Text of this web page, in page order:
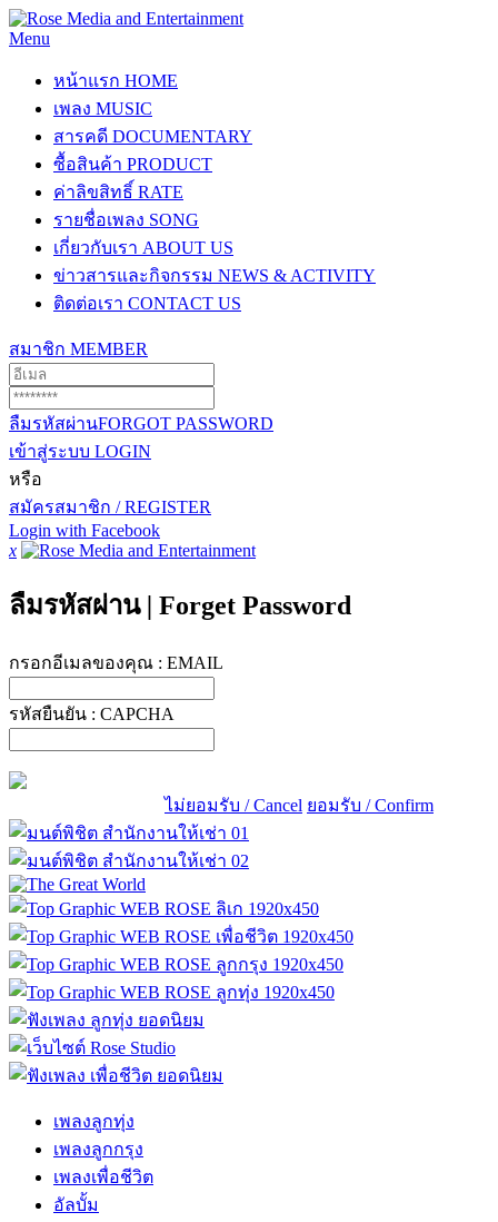
Menu
หน้าแรก HOME
เพลง MUSIC
สารคดี DOCUMENTARY
ซื้อสินค้า PRODUCT
ค่าลิขสิทธิ์ RATE
รายชื่อเพลง SONG
เกี่ยวกับเรา ABOUT US
ข่าวสารและกิจกรรม NEWS & ACTIVITY
ติดต่อเรา CONTACT US
สมาชิก MEMBER
ลืมรหัสผ่านFORGOT PASSWORD
เข้าสู่ระบบ LOGIN
หรือ
สมัครสมาชิก / REGISTER
Login with Facebook
x
ลืมรหัสผ่าน | Forget Password
กรอกอีเมลของคุณ : EMAIL
รหัสยืนยัน : CAPCHA
ไม่ยอมรับ / Cancel ยอมรับ / Confirm
เพลงลูกทุ่ง
เพลงลูกกรุง
เพลงเพื่อชีวิต
อัลบั้ม